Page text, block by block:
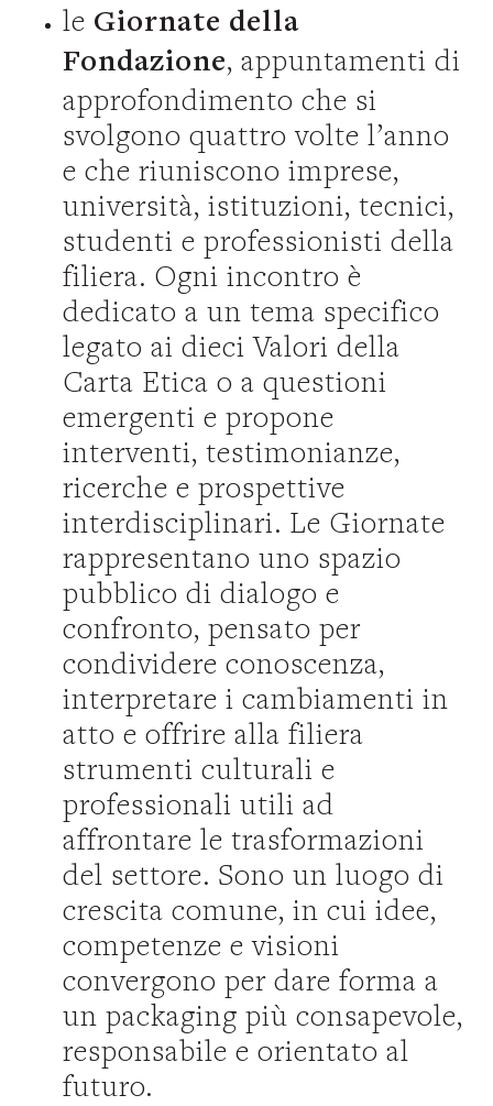
le Giornate della
Fondazione, appuntamenti di
approfondimento che si
svolgono quattro volte l’anno
e che riuniscono imprese,
università, istituzioni, tecnici,
studenti e professionisti della
filiera. Ogni incontro è
dedicato a un tema specifico
legato ai dieci Valori della
Carta Etica o a questioni
emergenti e propone
interventi, testimonianze,
ricerche e prospettive
interdisciplinari. Le Giornate
rappresentano uno spazio
pubblico di dialogo e
confronto, pensato per
condividere conoscenza,
interpretare i cambiamenti in
atto e offrire alla filiera
strumenti culturali e
professionali utili ad
affrontare le trasformazioni
del settore. Sono un luogo di
crescita comune, in cui idee,
competenze e visioni
convergono per dare forma a
un packaging più consapevole,
responsabile e orientato al
futuro.